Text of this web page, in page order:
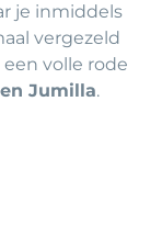
je inmiddels
vergezeld
volle rode
Jumilla.